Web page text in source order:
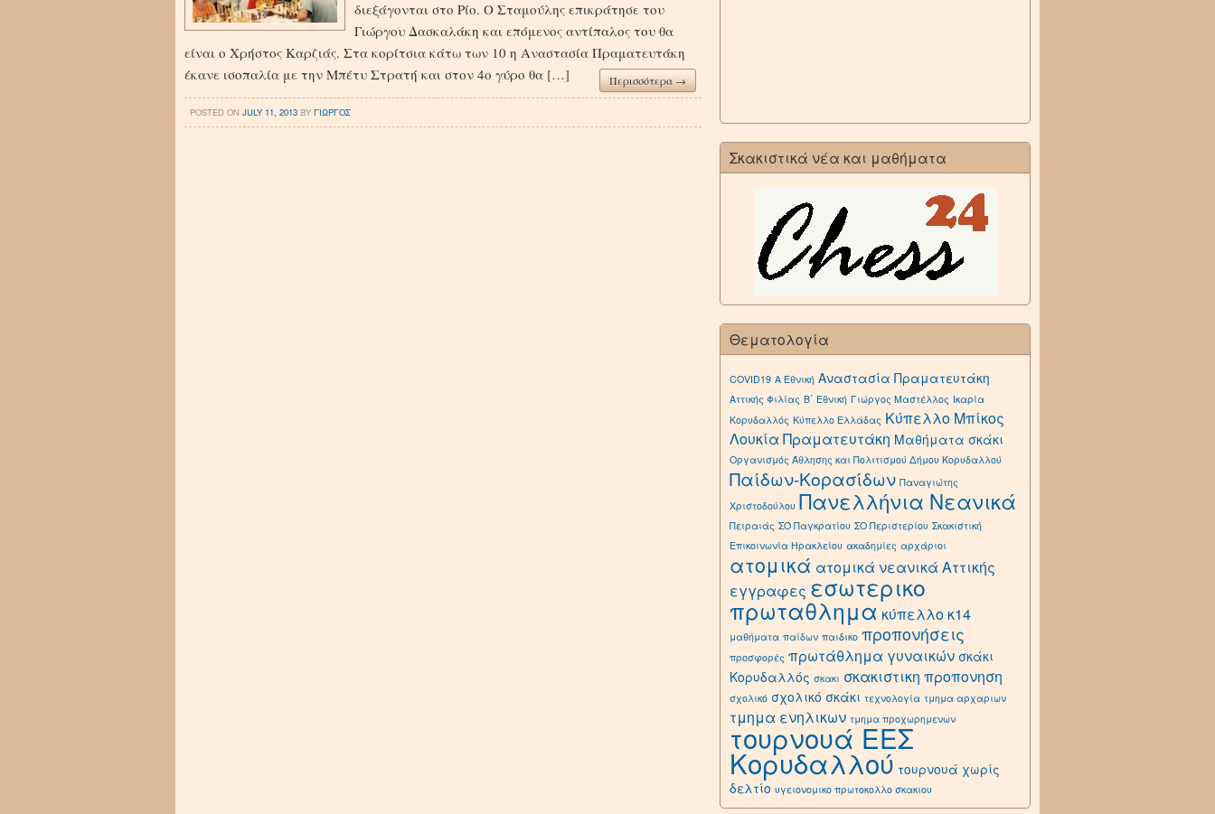
διεξάγονται στο Ρίο. Ο Σταμούλης επικράτησε του
Γιώργου Δασκαλάκη και επόμενος αντίπαλος του θα
είναι ο Χρήστος Καρζιάς. Στα κορίτσια κάτω των 10 η Αναστασία Πραματευτάκη
έκανε ισοπαλία με την Μπέτυ Στρατή και στον 4ο γύρο θα […]
Περισσότερα →
POSTED ON JULY 11, 2013BY ΓΙΩΡΓΟΣ
Σκακιστικά νέα και μαθήματα
Θεματολογία
COVID19 Α Εθνική Αναστασία Πραματευτάκη
Αττικής Φιλίας Β΄ Εθνική Γιώργος Μαστέλλος Ικαρία
Κορυδαλλός Κύπελλο Ελλάδας Κύπελλο Μπίκος
Λουκία Πραματευτάκη Μαθήματα σκάκι
Οργανισμός Άθλησης και Πολιτισμού Δήμου Κορυδαλλού
Παίδων-Κορασίδων Παναγιώτης
Χριστοδούλου Πανελλήνια Νεανικά
Πειραιάς ΣΟ Παγκρατίου ΣΟ Περιστερίου Σκακιστική
Επικοινωνία Ηρακλείου ακαδημίες αρχάριοι
ατομικά ατομικά νεανικά Αττικής
εγγραφες εσωτερικο
πρωταθλημα κύπελλο κ14
μαθήματα παίδων παιδικο προπονήσεις
προσφορές πρωτάθλημα γυναικών σκάκι
Κορυδαλλός σκακι σκακιστικη προπονηση
σχολικό σχολικό σκάκι τεχνολογία τμημα αρχαριων
τμημα ενηλικων τμημα προχωρημενων
τουρνουά ΕΕΣ
Κορυδαλλού τουρνουά χωρίς
δελτίο υγειονομικο πρωτοκολλο σκακιου